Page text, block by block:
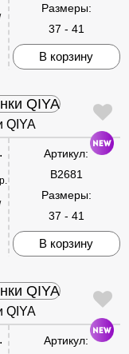
Размеры:
37 - 41
В корзину
QIYA
Артикул:
B2681
Размеры:
37 - 41
В корзину
QIYA
Артикул: